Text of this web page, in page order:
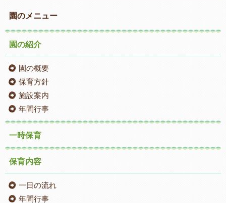
園のメニュー
園の紹介
園の概要
保育方針
施設案内
年間行事
一時保育
保育内容
一日の流れ
年間行事